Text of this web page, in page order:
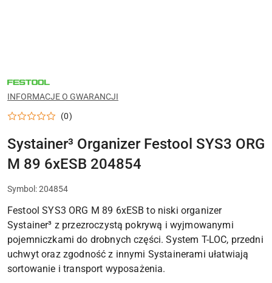
NARZĘDZIA
FESTOOL
DO
WARSZTATU,
MONTAŻU
WYKOŃCZENIOWYCH
INFORMACJE O GWARANCJI
(0)
Systainer³ Organizer Festool SYS3 ORG
M 89 6xESB 204854
Symbol:204854
Festool SYS3 ORG M 89 6xESB to niski organizer
Systainer³ z przezroczystą pokrywą i wyjmowanymi
pojemniczkami do drobnych części. System T-LOC, przedni
uchwyt oraz zgodność z innymi Systainerami ułatwiają
sortowanie i transport wyposażenia.